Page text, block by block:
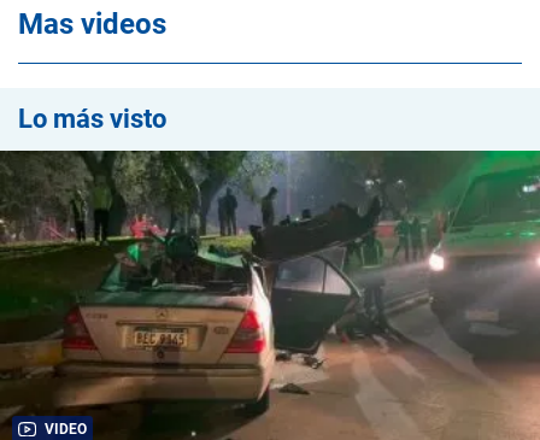
Mas videos
Lo más visto
VIDEO